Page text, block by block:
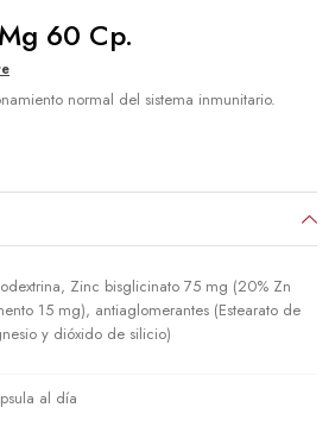
60 Cp.
normal del sistema inmunitario.
Zinc bisglicinato 75 mg (20% Zn
15 mg), antiaglomerantes (Estearato de
y dióxido de silicio)
al día